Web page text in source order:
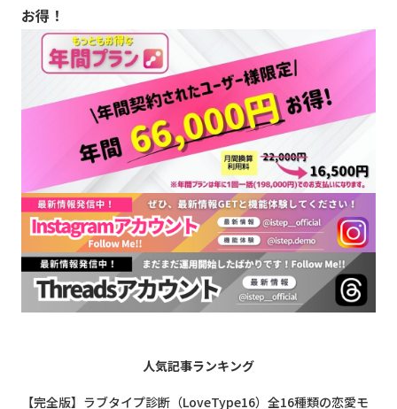
お得！
人気記事ランキング
【完全版】ラブタイプ診断（LoveType16）全16種類の恋愛モ